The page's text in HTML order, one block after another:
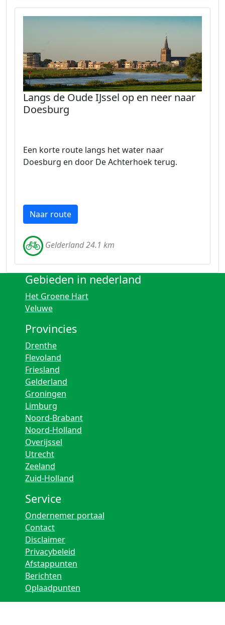
Langs de Oude IJssel op en neer naar
Doesburg
Een korte route langs het water naar
Doesburg en door De Achterhoek terug.
Naar route
Gelderland 24.1 km
Gebieden in nederland
Het Groene Hart
Veluwe
Provincies
Drenthe
Flevoland
Friesland
Gelderland
Groningen
Limburg
Noord-Brabant
Noord-Holland
Overijssel
Utrecht
Zeeland
Zuid-Holland
Service
Ondernemer portaal
Contact
Disclaimer
Privacybeleid
Afstappunten
Berichten
Oplaadpunten